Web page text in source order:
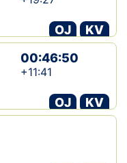
OJ
KV
00:46:50
+11:41
OJ
KV